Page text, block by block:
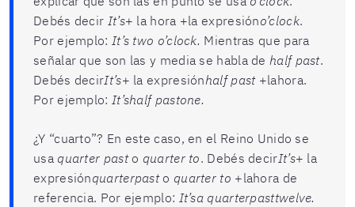
Debés decir It’s+ la hora +la expresióno’clock.
Por ejemplo: It’s two o’clock. Mientras que para
señalar que son las y media se habla de half past.
Debés decirIt’s+ la expresiónhalf past+lahora.
Por ejemplo: It’shalf pastone.
¿Y “cuarto”? En este caso, en el Reino Unido se
usa quarter pasto quarter to. Debés decirIt’s+ la
expresiónquarterpast o quarter to +lahora de
referencia. Por ejemplo: It’sa quarterpasttwelve.